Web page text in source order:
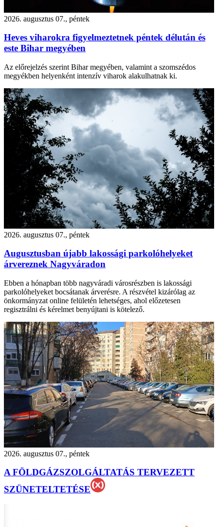
2026. augusztus 07., péntek
Heves viharokra figyelmeztetnek péntek délután és
este Bihar megyében
Az előrejelzés szerint Bihar megyében, valamint a szomszédos
megyékben helyenként intenzív viharok alakulhatnak ki.
2026. augusztus 07., péntek
Augusztusban újabb lakossági parkolóhelyeket
árvereznek Nagyváradon
Ebben a hónapban több nagyváradi városrészben is lakossági
parkolóhelyeket bocsátanak árverésre. A részvétel kizárólag az
önkormányzat online felületén lehetséges, ahol előzetesen
regisztrálni és kérelmet benyújtani is kötelező.
2026. augusztus 07., péntek
A FÖLDGÁZSZOLGÁLTATÁS TERVEZETT
SZÜNETELTETÉSE